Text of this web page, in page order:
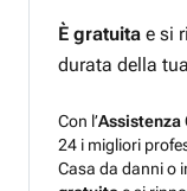
È gratuita e si
durata della
Con l’Assistenza
24 i migliori
Casa da danni o